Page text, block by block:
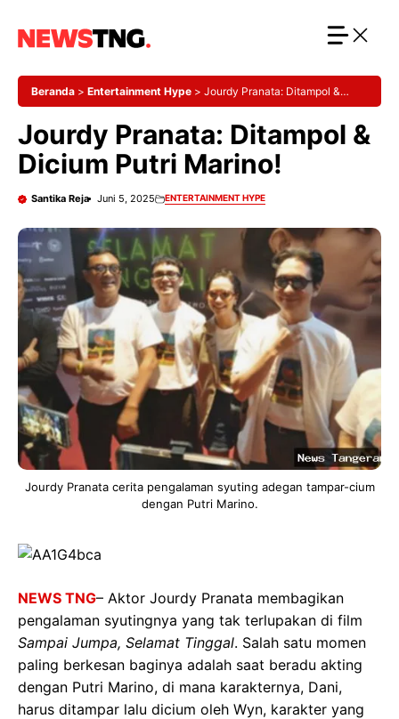
Beranda > Entertainment Hype > Jourdy Pranata: Ditampol &
Jourdy Pranata: Ditampol &
Dicium Putri Marino!
Santika Reja Juni 5, 2025 ENTERTAINMENT HYPE
Jourdy Pranata cerita pengalaman syuting adegan tampar-cium
dengan Putri Marino.
NEWS TNG– Aktor Jourdy Pranata membagikan
pengalaman syutingnya yang tak terlupakan di film
Sampai Jumpa, Selamat Tinggal. Salah satu momen
paling berkesan baginya adalah saat beradu akting
dengan Putri Marino, di mana karakternya, Dani,
harus ditampar lalu dicium oleh Wyn, karakter yang